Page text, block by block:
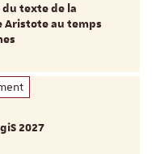
du texte de la
Aristote au temps
2027